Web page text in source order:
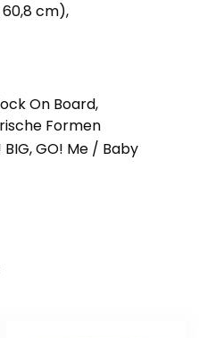
60,8 cm),
On Board,
Formen
BIG, GO! Me / Baby